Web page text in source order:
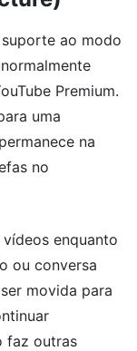
ao modo
Premium.
uma
na
no
enquanto
ou conversa
movida para
faz outras